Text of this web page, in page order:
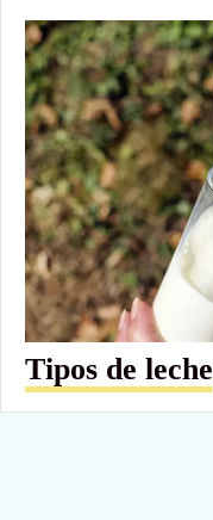
Tipos de leche